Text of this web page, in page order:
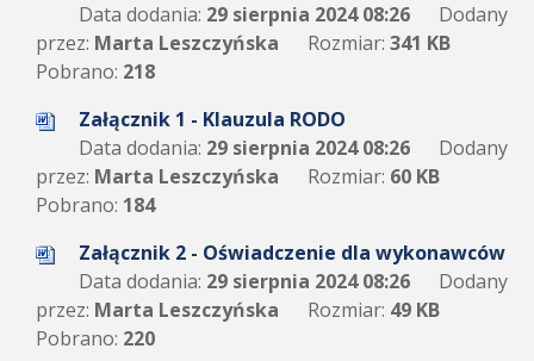
Data dodania: 29 sierpnia 2024 08:26
Dodany
przez: Marta Leszczyńska Rozmiar: 341 KB
Pobrano: 218
Załącznik 1 - Klauzula RODO
Data dodania: 29 sierpnia 2024 08:26
Dodany
przez: Marta Leszczyńska Rozmiar: 60 KB
Pobrano: 184
Załącznik 2 - Oświadczenie dla wykonawców
Data dodania: 29 sierpnia 2024 08:26
Dodany
przez: Marta Leszczyńska Rozmiar: 49 KB
Pobrano: 220